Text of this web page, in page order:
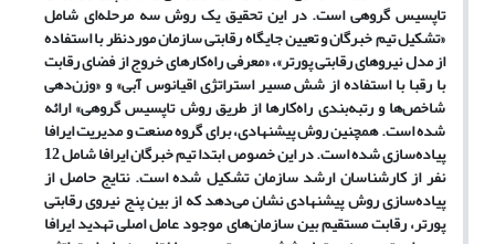
تاپسیس گروهی است. در این تحقیق یک روش سه مرحلهای شامل
«تشکیل تیم خبرگان و تعیین جایگاه رقابتی سازمان موردنظر با استفاده
از مدل نیروهای رقابتی پورتر»، «معرفی راهکارهای خروج از فضای رقابت
با رقبا با استفاده از شش مسیر استراتژی اقیانوس آبی» و «وزندهی
شاخصها و رتبهبندی راهکارها از طریق روش تاپسیس گروهی» ارائه
شده است. همچنین روش پیشنهادی، برای گروه صنعت و مدیریت ایرافا
پیادهسازی شده است. در این خصوص ابتدا تیم خبرگان ایرافا شامل 12
نفر از کارشناسان ارشد سازمان تشکیل شدهاست. نتایج حاصل از
پیادهسازی روش پیشنهادی نشان میدهد که از بین پنج نیروی رقابتی
پورتر، رقابت مستقیم بین سازمانهای موجود عامل اصلی تهدید ایرافا